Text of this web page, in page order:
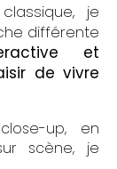
je
différente
et
de vivre
up, en
scène, je